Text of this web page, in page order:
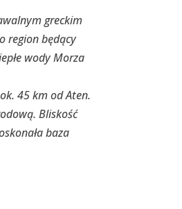
greckim
region będący
wody Morza
45 km od Aten.
Bliskość
baza